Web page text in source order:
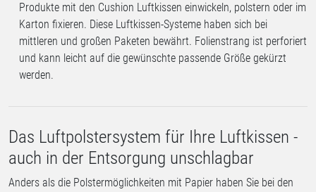
Produkte mit den Cushion Luftkissen einwickeln, polstern oder im
Karton fixieren. Diese Luftkissen-Systeme haben sich bei
mittleren und großen Paketen bewährt. Folienstrang ist perforiert
und kann leicht auf die gewünschte passende Größe gekürzt
werden.
Das Luftpolstersystem für Ihre Luftkissen -
auch in der Entsorgung unschlagbar
Anders als die Polstermöglichkeiten mit Papier haben Sie bei den